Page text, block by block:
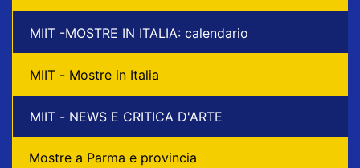
MIIT -MOSTRE IN ITALIA: calendario
MIIT - Mostre in Italia
MIIT - NEWS E CRITICA D'ARTE
Mostre a Parma e provincia